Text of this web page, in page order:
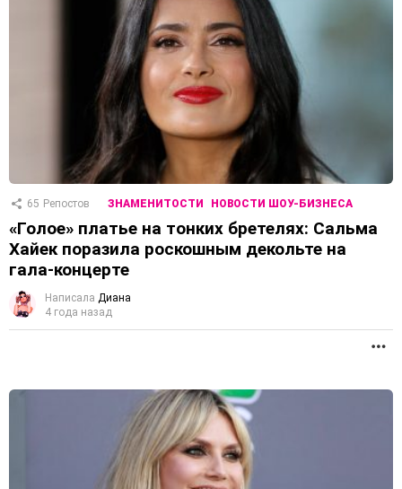
65 Репостов ЗНАМЕНИТОСТИ НОВОСТИ ШОУ-БИЗНЕСА
«Голое» платье на тонких бретелях: Сальма
Хайек поразила роскошным декольте на
гала-концерте
Написала Диана
4 года назад